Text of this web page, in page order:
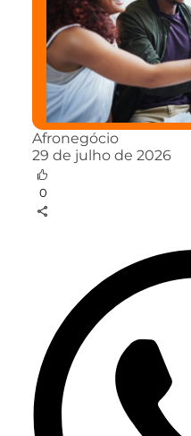
Afronegócio
29 de julho de 2026
0